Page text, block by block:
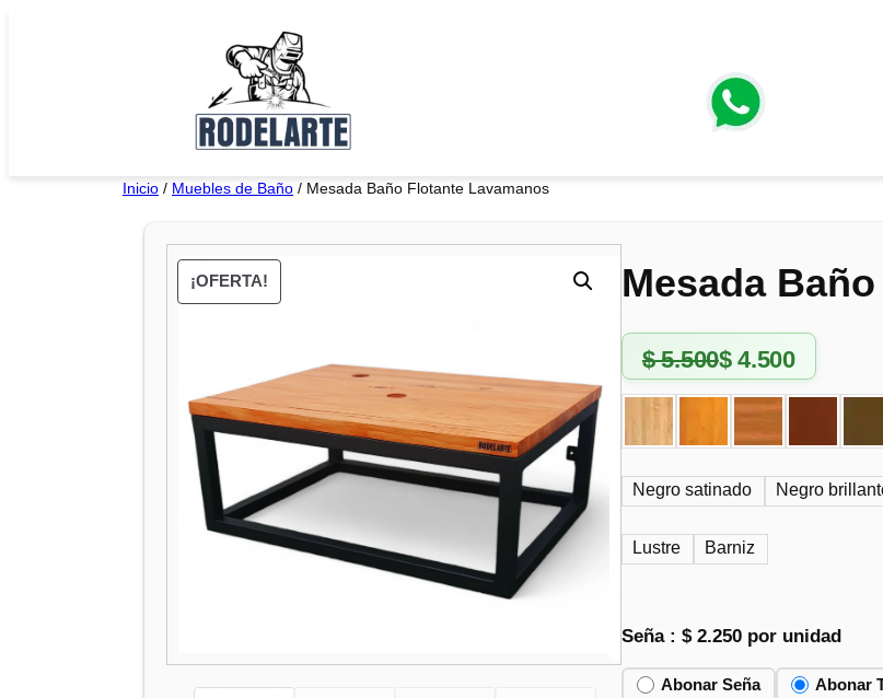
Inicio / Muebles de Baño / Mesada Baño Flotante Lavamanos
¡OFERTA! Mesada
$5.500E
l
e
c
i
o
i
$4.500
E
l
e
c
i
a
t
Negro satinado Negro
Lustre Barniz
Seña : $2.250 por unidad
Abonar
Abonar Seña